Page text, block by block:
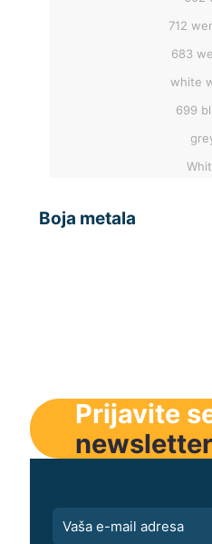
712
683
white
699
Boja metala
Prijavite